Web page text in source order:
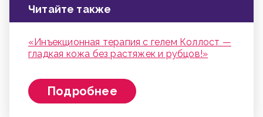
Читайте также
«Инъекционная терапия с гелем Коллост —
гладкая кожа без растяжек и рубцов!»
Подробнее